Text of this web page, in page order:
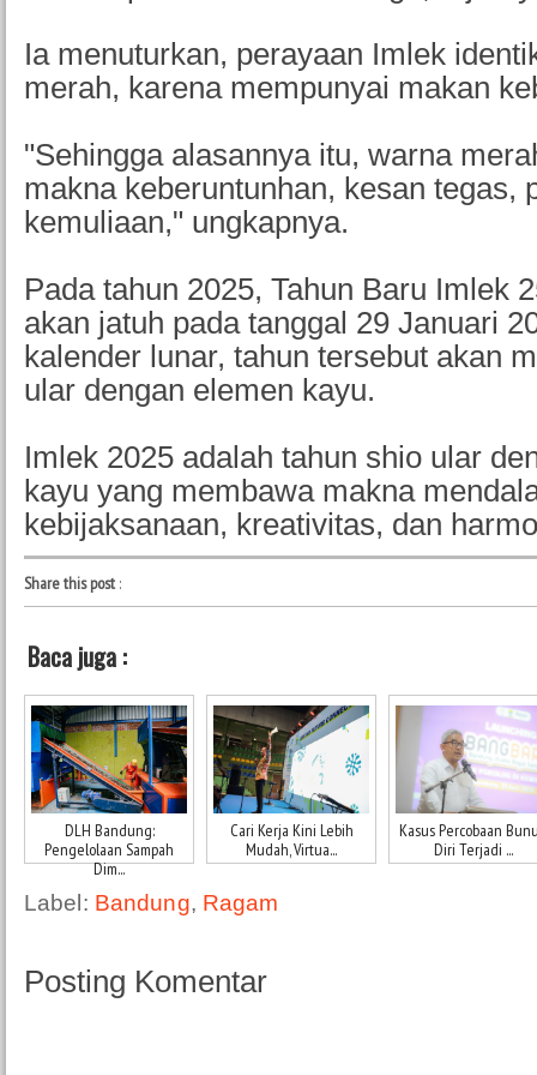
Ia menuturkan, perayaan Imlek
merah, karena mempunyai makan
"Sehingga alasannya itu, warna
makna keberuntunhan, kesan tegas,
kemuliaan," ungkapnya.
Pada tahun 2025, Tahun Baru Imlek
akan jatuh pada tanggal 29 Januari
kalender lunar, tahun tersebut akan
ular dengan elemen kayu.
Imlek 2025 adalah tahun shio ular
kayu yang membawa makna
kebijaksanaan, kreativitas, dan
Share this post:
Baca juga :
DLH Bandung:
Pengelolaan Sampah
Dim...
Cari Kerja Kini Lebih
Mudah, Virtua...
Kasus Percobaan
Diri Terjadi ...
Label: Bandung, Ragam
Posting Komentar